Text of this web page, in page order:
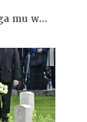
mu w